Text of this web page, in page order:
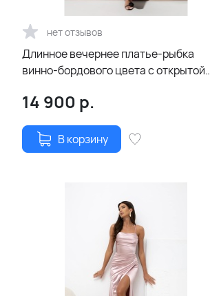
нет отзывов
Длинное вечернее платье-рыбка
винно-бордового цвета с открытой
14 900 р.
В корзину